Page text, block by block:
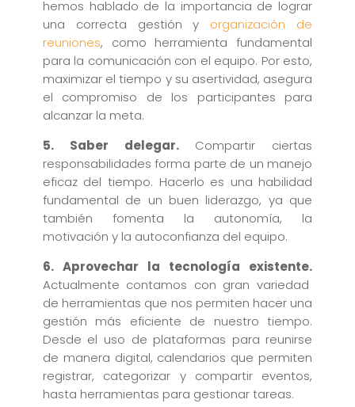
hemos hablado de la importancia de lograr
una correcta gestión y organización de
reuniones, como herramienta fundamental
para la comunicación con el equipo. Por esto,
maximizar el tiempo y su asertividad, asegura
el compromiso de los participantes para
alcanzar la meta.
5. Saber delegar.Compartir ciertas
responsabilidades forma parte de un manejo
eficaz del tiempo. Hacerlo es una habilidad
fundamental de un buen liderazgo, ya que
también fomenta la autonomía, la
motivación y la autoconfianza del equipo.
6. Aprovechar la tecnología existente.
Actualmente contamos con gran variedad
de herramientas que nos permiten hacer una
gestión más eficiente de nuestro tiempo.
Desde el uso de plataformas para reunirse
de manera digital, calendarios que permiten
registrar, categorizar y compartir eventos,
hasta herramientas para gestionar tareas.